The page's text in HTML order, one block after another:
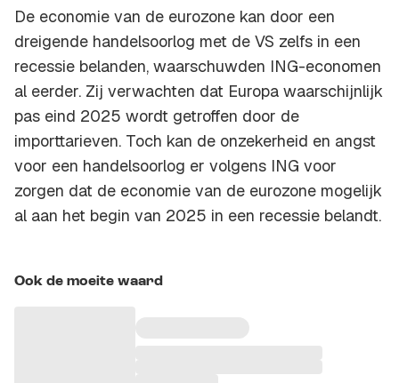
De economie van de eurozone kan door een
dreigende handelsoorlog met de VS zelfs in een
recessie belanden, waarschuwden ING-economen
al eerder. Zij verwachten dat Europa waarschijnlijk
pas eind 2025 wordt getroffen door de
importtarieven. Toch kan de onzekerheid en angst
voor een handelsoorlog er volgens ING voor
zorgen dat de economie van de eurozone mogelijk
al aan het begin van 2025 in een recessie belandt.
Ook de moeite waard